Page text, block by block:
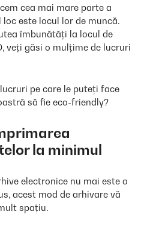
cea mai mare parte a
este locul lor de muncă.
îmbunătăți la locul de
veți găsi o mulțime de lucruri
pe care le puteți face
să fie eco-friendly?
la minimul
electronice nu mai este o
acest mod de arhivare vă
spațiu.